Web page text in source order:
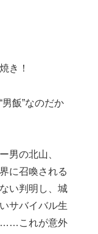
き！
飯”なのだか
男の北山、
に召喚される
い判明し、城
サバイバル生
……これが意外